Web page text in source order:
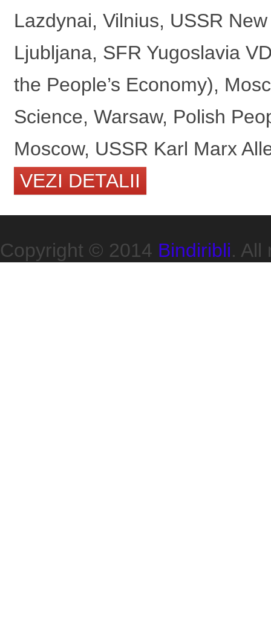
Lazdynai, Vilnius, USSR
Ljubljana, SFR Yugoslavia
the People’s Economy),
Science, Warsaw, Polish
Moscow, USSR Karl Marx
VEZI DETALII
Copyright © 2014 Bindiribli. All